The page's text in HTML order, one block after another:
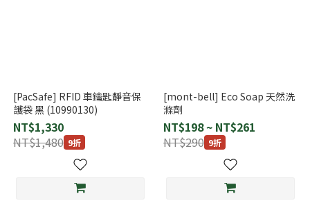
[PacSafe] RFID 車鑰匙靜音保
護袋 黑 (10990130)
NT$1,330
NT$1,480 9折
[mont-bell] Eco Soap 天然洗
滌劑
NT$198 ~ NT$261
NT$290 9折